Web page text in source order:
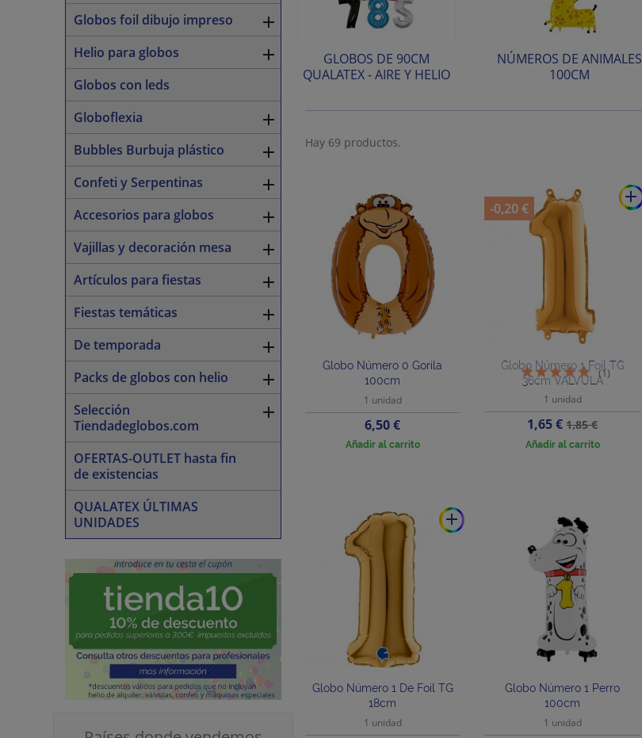
Globos foil dibujo impreso 
Helio para globos 
Globos con leds
Globoflexia

Bubbles Burbuja plástico 
Confeti y Serpentinas 
Accesorios para globos 
Vajillas y decoración mesa 
Artículos para fiestas 
Fiestas temáticas 
De temporada 
Packs de globos con helio 
Selección
Tiendadeglobos.com

OFERTAS-OUTLET hasta fin
de existencias
QUALATEX ÚLTIMAS
UNIDADES
GLOBOS DE 90CM
QUALATEX - AIRE Y HELIO
NÚMEROS DE ANIMALES
100CM
Hay 69 productos.
Globo Número 0 Gorila
100cm
1 unidad
Precio
6,50 €
Añadir al carrito
add
Globo Número 1 Foil TG
36cm VÁLVULA
1 unidad
Precio
1,65 €Precio
base
1,85 €
(1)
Añadir al carrito
-0,20 €
add
Globo Número 1 De Foil TG
18cm
1 unidad
Globo Número 1 Perro
100cm
1 unidad